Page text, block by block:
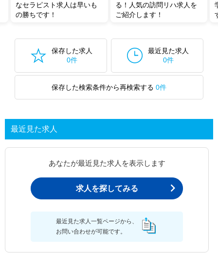
なセラピスト求人は早いも
の勝ちです！
る！人気の訪問リハ求人を
ご紹介します！
保存した求人
0件
最近見た求人
0件
保存した検索条件から再検索する 0件
最近見た求人
あなたが最近見た求人を表示します
求人を探してみる
最近見た求人一覧ページから、
お問い合わせが可能です。